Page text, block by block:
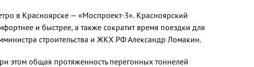
в Красноярске — «Моспроект-3». Красноярский
и быстрее, а также сократит время поездки для
строительства и ЖКХ РФ Александр Ломакин.
этом общая протяженность перегонных тоннелей